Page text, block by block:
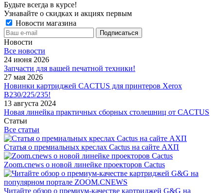
Будьте всегда в курсе!
Узнавайте о скидках и акциях первым
Новости магазина
Новости
Все новости
24 июня 2026
Запчасти для вашей печатной техники!
27 мая 2026
Новинки картриджей CACTUS для принтеров Xerox
B230/225/235!
13 августа 2024
Новая линейка практичных сборных столешниц от CACTUS
Статьи
Все статьи
Статья о премиальных креслах Cactus на сайте АХП
Zoom.cnews о новой линейке проекторов Cactus
Читайте обзор о премиум-качестве картриджей G&G на